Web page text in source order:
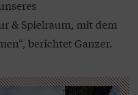
& Spielraum, mit dem
berichtet Ganzer.